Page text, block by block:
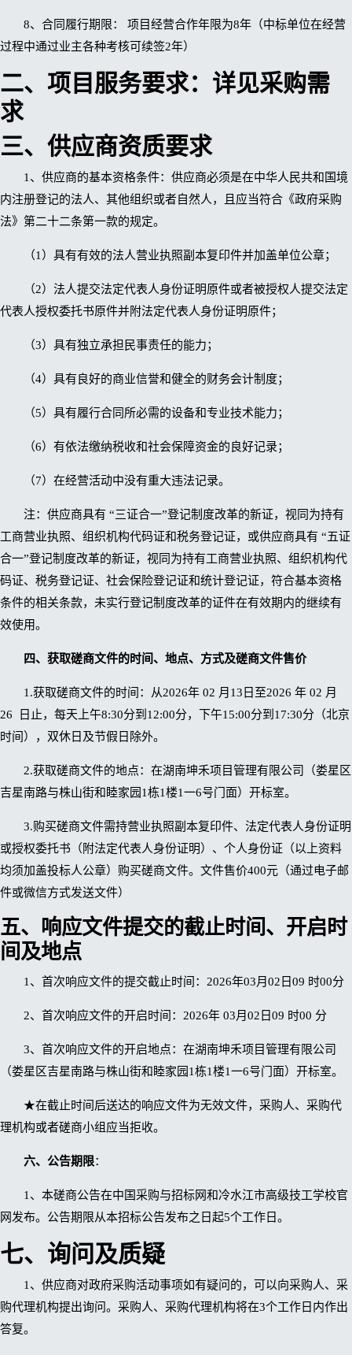
8、合同履行期限： 项目经营合作年限为8年（中标单位在经营
过程中通过业主各种考核可续签2年）
二、项目服务要求： 详见采购需
求
三、供应商资质要求
1、供应商的基本资格条件：供应商必须是在中华人民共和国境
内注册登记的法人、其他组织或者自然人，且应当符合《政府采购
法》第二十二条第一款的规定。
（1）具有有效的法人营业执照副本复印件并加盖单位公章；
（2）法人提交法定代表人身份证明原件或者被授权人提交法定
代表人授权委托书原件并附法定代表人身份证明原件；
（3）具有独立承担民事责任的能力；
（4）具有良好的商业信誉和健全的财务会计制度；
（5）具有履行合同所必需的设备和专业技术能力；
（6）有依法缴纳税收和社会保障资金的良好记录；
（7）在经营活动中没有重大违法记录。
注：供应商具有 “三证合一”登记制度改革的新证，视同为持有
工商营业执照、组织机构代码证和税务登记证，或供应商具有 “五证
合一”登记制度改革的新证，视同为持有工商营业执照、组织机构代
码证、税务登记证、社会保险登记证和统计登记证，符合基本资格
条件的相关条款，未实行登记制度改革的证件在有效期内的继续有
效使用。
四、获取磋商文件的时间、地点、方式及磋商文件售价
1.获取磋商文件的时间：从2026年 02 月13日至2026 年 02 月
26 日止，每天上午8:30分到12:00分，下午15:00分到17:30分（北京
时间），双休日及节假日除外。
2.获取磋商文件的地点：在湖南坤禾项目管理有限公司（娄星区
吉星南路与株山街和睦家园1栋1楼1一6号门面）开标室。
3.购买磋商文件需持营业执照副本复印件、法定代表人身份证明
或授权委托书（附法定代表人身份证明）、个人身份证（以上资料
均须加盖投标人公章）购买磋商文件。文件售价400元（通过电子邮
件或微信方式发送文件）
五、响应文件提交的截止时间、开启时
间及地点
1、首次响应文件的提交截止时间：2026年03月02日09 时00分
2、首次响应文件的开启时间：2026年 03月02日09 时00 分
3、首次响应文件的开启地点：在湖南坤禾项目管理有限公司
（娄星区吉星南路与株山街和睦家园1栋1楼1一6号门面）开标室。
★在截止时间后送达的响应文件为无效文件，采购人、采购代
理机构或者磋商小组应当拒收。
六、公告期限：
1、本磋商公告在中国采购与招标网和冷水江市高级技工学校官
网发布。公告期限从本招标公告发布之日起5个工作日。
七、询问及质疑
1、供应商对政府采购活动事项如有疑问的，可以向采购人、采
购代理机构提出询问。采购人、采购代理机构将在3个工作日内作出
答复。